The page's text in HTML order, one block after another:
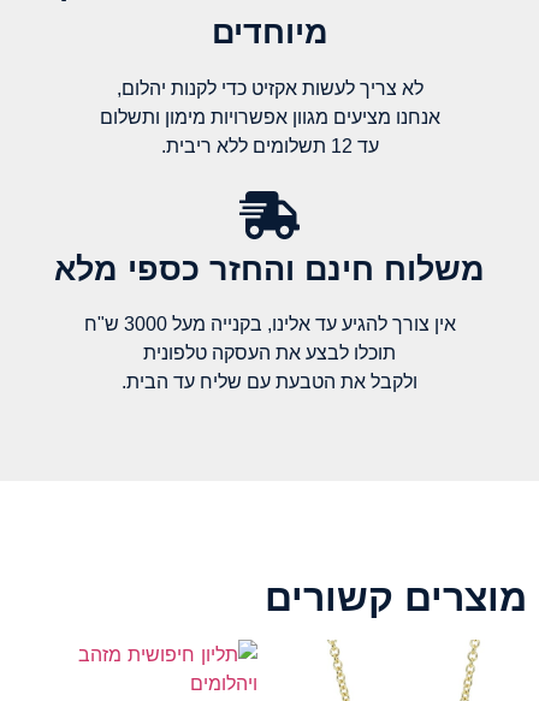
מיוחדים
לא צריך לעשות אקזיט כדי לקנות יהלום,
אנחנו מציעים מגוון אפשרויות מימון ותשלום
עד 12 תשלומים ללא ריבית.
משלוח חינם והחזר כספי מלא​
אין צורך להגיע עד אלינו, בקנייה מעל 3000 ש"ח
תוכלו לבצע את העסקה טלפונית
ולקבל את הטבעת עם שליח עד הבית.
מוצרים קשורים